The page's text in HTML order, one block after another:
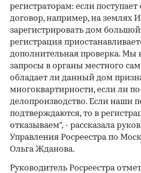
регистраторам: если
договор, например, на землях
зарегистрировать дом
регистрация
дополнительная проверка. Мы
запросы в органы местного
обладает ли данный дом
многоквартирности, если ли
делопроизводство. Если наши
подтверждаются, то в
отказываем", - рассказала
Управления Росреестра по
Ольга Жданова.
Руководитель Росреестра